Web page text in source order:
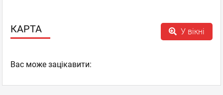
КАРТА У вікні
Вас може зацікавити: